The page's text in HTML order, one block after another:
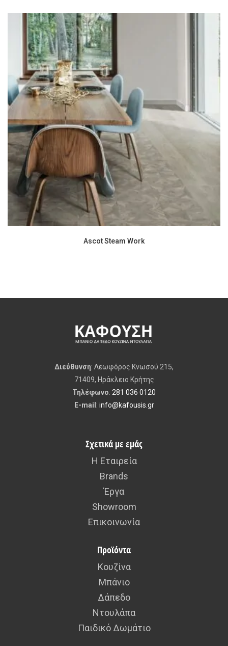
Ascot Steam Work
Διεύθυνση: Λεωφόρος Κνωσού 215,
71409, Ηράκλειο Κρήτης
Τηλέφωνο: 281 036 0120
E-mail : info@kafousis.gr
Σχετικά με εμάς
Η Εταιρεία
Brands
Έργα
Showroom
Επικοινωνία
Προϊόντα
Κουζίνα
Μπάνιο
Δάπεδο
Ντουλάπα
Παιδικό Δωμάτιο